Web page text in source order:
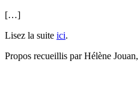
[…]
Lisez la suite ici.
Propos recueillis par Hélène Jouan,